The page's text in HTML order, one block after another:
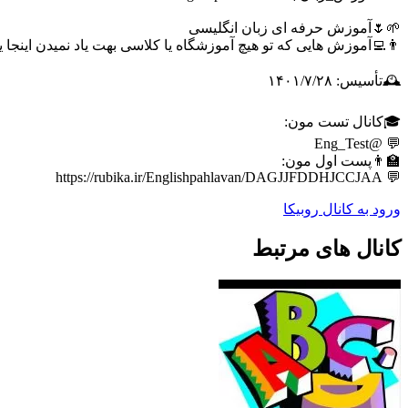
🌱🌷آموزش حرفه ای زبان انگلیسی
👨‍💻آموزش هایی که تو هیچ آموزشگاه یا کلاسی بهت یاد نمیدن اینجا
🕰تأسیس: ۱۴۰۱/۷/۲۸
🎓کانال تست مون:
💬 @Eng_Test
‌👨‍🏫پست اول مون:
💬 https://rubika.ir/Englishpahlavan/DAGJJFDDHJCCJAA
ورود به کانال روبیکا
کانال های مرتبط